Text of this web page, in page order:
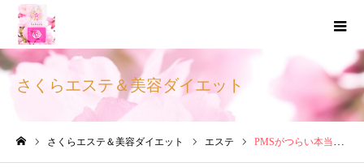
さくらエステ＆美容ダイエット
さくらエステ＆美容ダイエット エステ PMSがつらい本当の理由｜ホルモンではなく《リンパの巡り》から整える改善法